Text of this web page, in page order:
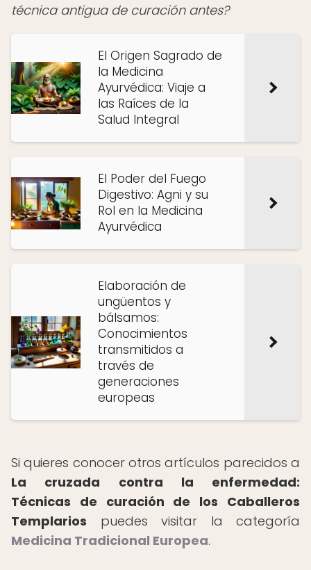
técnica antigua de curación antes?
El Origen Sagrado de
la Medicina
Ayurvédica: Viaje a
las Raíces de la
Salud Integral
El Poder del Fuego
Digestivo: Agni y su
Rol en la Medicina
Ayurvédica
Elaboración de
ungüentos y
bálsamos:
Conocimientos
transmitidos a
través de
generaciones
europeas
Si quieres conocer otros artículos parecidos a
La cruzada contra la enfermedad:
Técnicas de curación de los Caballeros
Templarios puedes visitar la categoría
Medicina Tradicional Europea.